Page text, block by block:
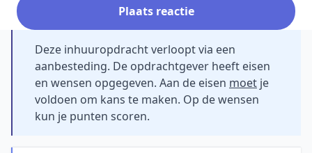
Plaats reactie
Deze inhuuropdracht verloopt via een
aanbesteding. De opdrachtgever heeft eisen
en wensen opgegeven. Aan de eisen moet je
voldoen om kans te maken. Op de wensen
kun je punten scoren.